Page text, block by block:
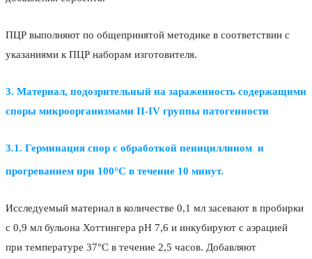
ПЦР выполняют по общепринятой методике в соответствии с
указаниями к ПЦР наборам изготовителя.
3. Материал, подозрительный на зараженность содержащими
споры микроорганизмами II-IV группы патогенности
3.1. Герминация спор с обработкой пенициллином и
прогреванием при 100°С в течение 10 минут.
Исследуемый материал в количестве 0,1 мл засевают в пробирки
с 0,9 мл бульона Хоттингера рН 7,6 и инкубируют с аэрацией
при температуре 37°С в течение 2,5 часов. Добавляют